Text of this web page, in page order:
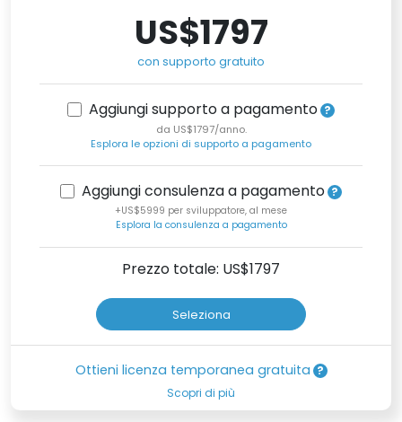
US$1797
con supporto gratuito
Aggiungi supporto a pagamento
da US$1797/anno.
Esplora le opzioni di supporto a pagamento
Aggiungi consulenza a pagamento
+US$5999 per sviluppatore, al mese
Esplora la consulenza a pagamento
Prezzo totale: US$1797
Seleziona
Ottieni licenza temporanea gratuita
Scopri di più